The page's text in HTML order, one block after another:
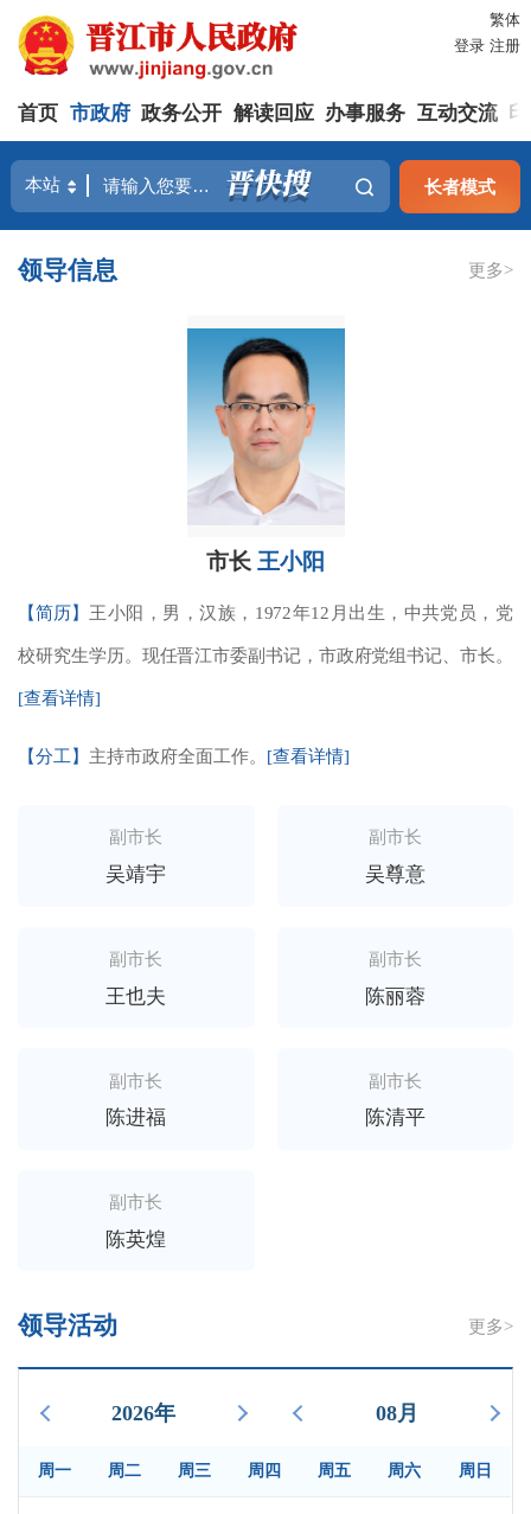
繁体
登录 注册
首页 市政府 政务公开 解读回应 办事服务 互动交流
长者模式
领导信息 更多>
市长 王小阳
【简历】 王小阳，男，汉族，1972年12月出生，中共党员，党
校研究生学历。现任晋江市委副书记，市政府党组书记、市长。
[查看详情]
【分工】 主持市政府全面工作。 [查看详情]
副市长
吴靖宇
副市长
吴尊意
副市长
王也夫
副市长
陈丽蓉
副市长
陈进福
副市长
陈清平
副市长
陈英煌
领导活动 更多>
2026年 08月
周一 周二 周三 周四 周五 周六 周日